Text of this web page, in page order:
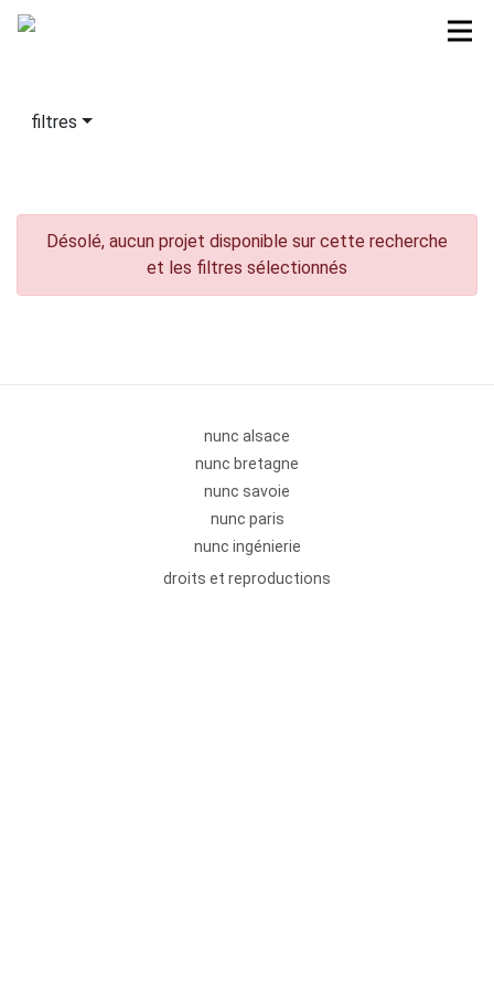
filtres
Désolé, aucun projet disponible sur cette recherche
et les filtres sélectionnés
nunc alsace
nunc bretagne
nunc savoie
nunc paris
nunc ingénierie
droits et reproductions